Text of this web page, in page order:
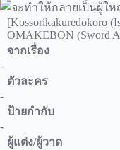
[Kossorikakuredokoro
OMAKEBON (Sword
จากเรื่อง
-
ตัวละคร
-
ป้ายกำกับ
-
ผู้แต่ง/ผู้วาด